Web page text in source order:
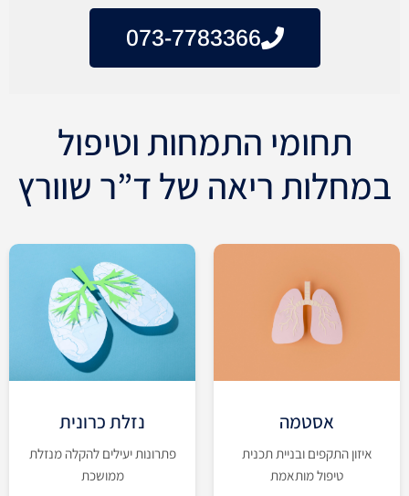
073-7783366
תחומי התמחות וטיפול
במחלות ריאה של ד”ר שוורץ
אסטמה
איזון התקפים ובניית תכנית
טיפול מותאמת
נזלת כרונית
פתרונות יעילים להקלה מנזלת
ממושכת